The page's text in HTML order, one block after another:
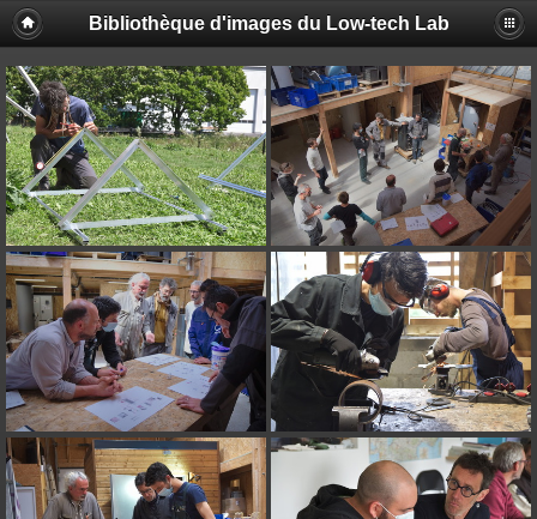
Bibliothèque d'images du Low-tech Lab